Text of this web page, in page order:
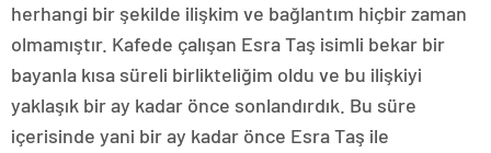
herhangi bir şekilde ilişkim ve bağlantım hiçbir zaman
olmamıştır. Kafede çalışan Esra Taş isimli bekar bir
bayanla kısa süreli birlikteliğim oldu ve bu ilişkiyi
yaklaşık bir ay kadar önce sonlandırdık. Bu süre
içerisinde yani bir ay kadar önce Esra Taş ile